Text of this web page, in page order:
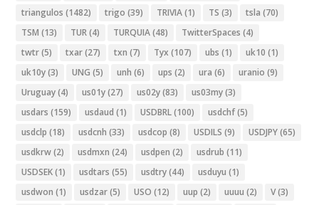
triangulos (1482) trigo (39) TRIVIA(1) TS (3) tsla (70)
TSM (13) TUR(4) TURQUIA(48) TwitterSpaces (4)
twtr(5) txar(27) txn (7) Tyx (107) ubs (1) uk10 (1)
uk10y(3) UNG (5) unh (6) ups (2) ura (6) uranio (9)
Uruguay(4) us01y(27) us02y(83) us03my(3)
usdars (159) usdaud (1) USDBRL(100) usdchf(5)
usdclp (18) usdcnh (33) usdcop (8) USDILS (9) USDJPY(65)
usdkrw(2) usdmxn (24) usdpen (2) usdrub (11)
USDSEK(1) usdtars (55) usdtry(44) usduyu (1)
usdwon (1) usdzar(5) USO (12) uup (2) uuuu (2) V(3)